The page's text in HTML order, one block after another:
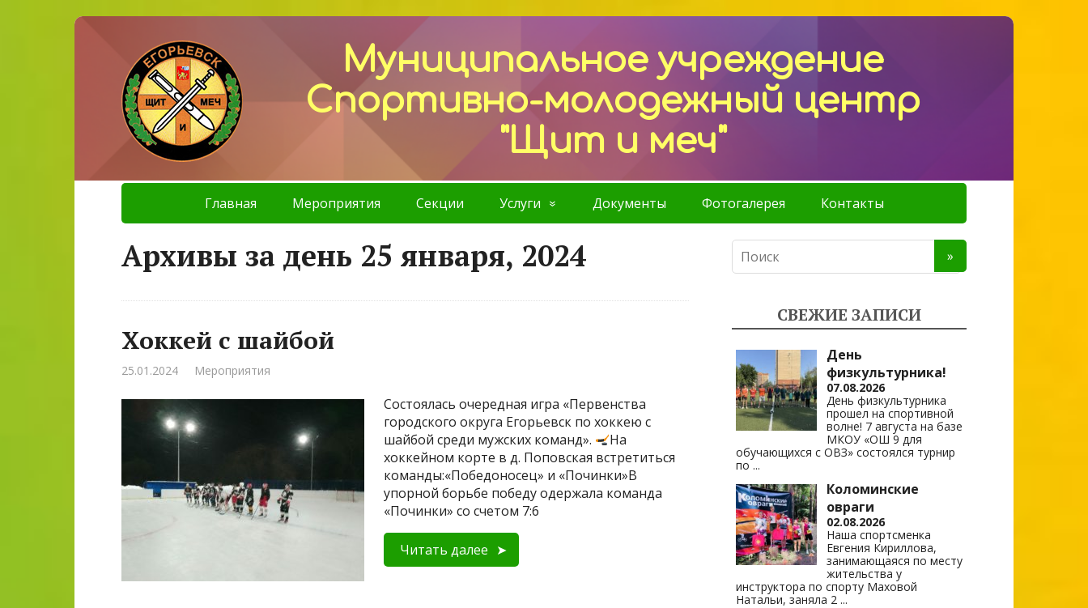
Муниципальное учреждение
Спортивно-молодежный центр
"Щит и меч"
Главная Мероприятия Секции Услуги Документы Фотогалерея Контакты
Архивы за день 25 января, 2024
Хоккей с шайбой
25.01.2024 Мероприятия
Состоялась очередная игра «Первенства
городского округа Егорьевск по хоккею с
шайбой среди мужских команд».
На
хоккейном корте в д. Поповская встретиться
команды:«Победоносец» и «Починки»В
упорной борьбе победу одержала команда
«Починки» со счетом 7:6
Читать далее
СВЕЖИЕ ЗАПИСИ
День
физкультурника!
07.08.2026
День физкультурника
прошел на спортивной
волне! 7 августа на базе
МКОУ «ОШ 9 для
обучающихся с ОВЗ» состоялся турнир
по...
Коломинские
овраги
02.08.2026
Наша спортсменка
Евгения Кириллова,
занимающаяся по месту
жительства у
инструктора по спорту Маховой
Натальи, заняла 2 ...